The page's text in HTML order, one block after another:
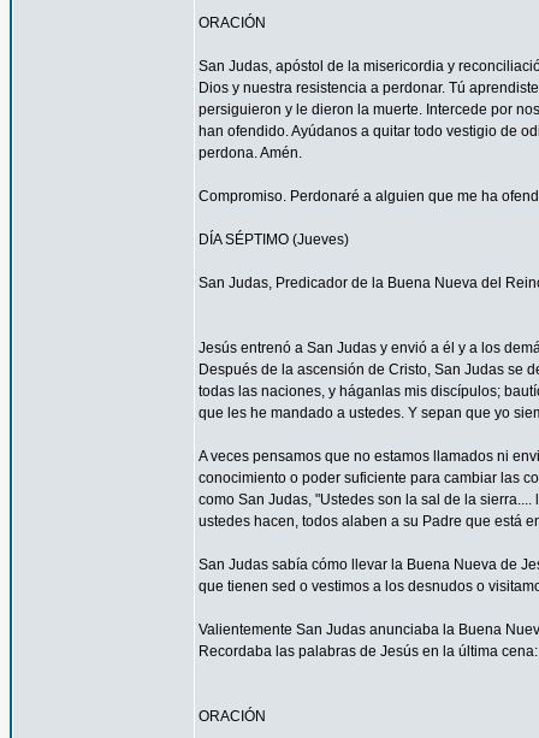
ORACIÓN
San Judas, apóstol de la misericordia y
Dios y nuestra resistencia a perdonar. Tú
persiguieron y le dieron la muerte. Intercede por
han ofendido. Ayúdanos a quitar todo vestigio de
perdona. Amén.
Compromiso. Perdonaré a alguien que me ha
DÍA SÉPTIMO (Jueves)
San Judas, Predicador de la Buena Nueva del
Jesús entrenó a San Judas y envió a él y a los
Después de la ascensión de Cristo, San Judas se
todas las naciones, y háganlas mis discípulos;
que les he mandado a ustedes. Y sepan que yo
A veces pensamos que no estamos llamados ni
conocimiento o poder suficiente para cambiar las
como San Judas, "Ustedes son la sal de la
ustedes hacen, todos alaben a su Padre que está
San Judas sabía cómo llevar la Buena Nueva de
que tienen sed o vestimos a los desnudos o
Valientemente San Judas anunciaba la Buena
Recordaba las palabras de Jesús en la última
ORACIÓN